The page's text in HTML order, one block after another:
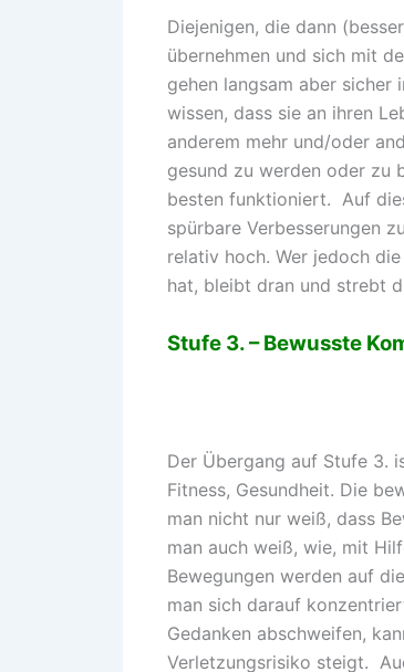
Diejenigen, die dann
übernehmen und sich mit
gehen langsam aber sicher
wissen, dass sie an ihren
anderem mehr und/oder
gesund zu werden oder zu
besten funktioniert. Auf
spürbare Verbesserungen
relativ hoch. Wer jedoch
hat, bleibt dran und strebt
Stufe 3. – Bewusste
Der Übergang auf Stufe 3.
Fitness, Gesundheit. Die
man nicht nur weiß, dass
man auch weiß, wie, mit
Bewegungen werden auf
man sich darauf
Gedanken abschweifen,
Verletzungsrisiko steigt.